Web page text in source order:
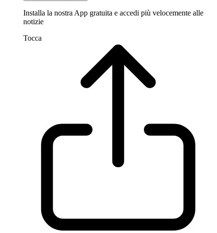
Installa la nostra App gratuita e accedi più velocemente alle
notizie
Tocca